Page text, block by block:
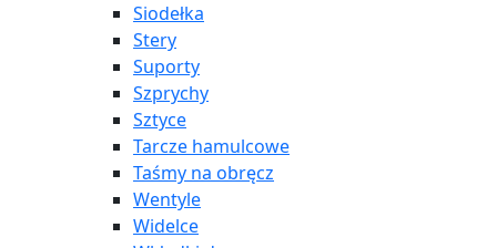
Siodełka
Stery
Suporty
Szprychy
Sztyce
Tarcze hamulcowe
Taśmy na obręcz
Wentyle
Widelce